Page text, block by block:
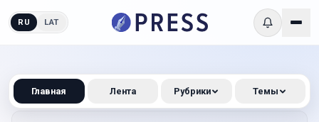
RU LAT
Главная Лента Рубрики Темы